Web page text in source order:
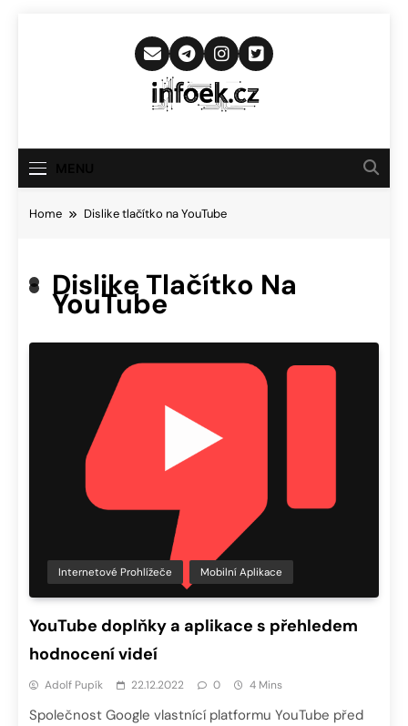
Infoek.cz
Novinkám
Home Dislike tlačítko na YouTube
Dislike Tlačítko Na
YouTube
Internetové Prohlížeče Mobilní Aplikace
YouTube doplňky a aplikace s přehledem
hodnocení videí
Adolf Pupík 22.12.2022 0 4 Mins
Společnost Google vlastnící platformu YouTube před